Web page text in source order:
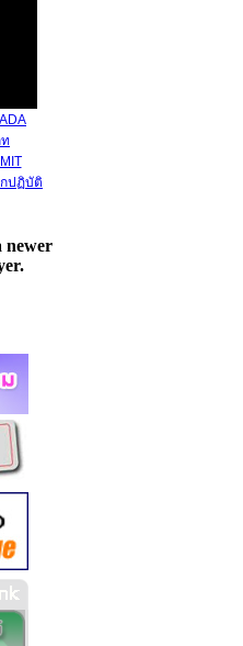
ปฏิบัติ
newer